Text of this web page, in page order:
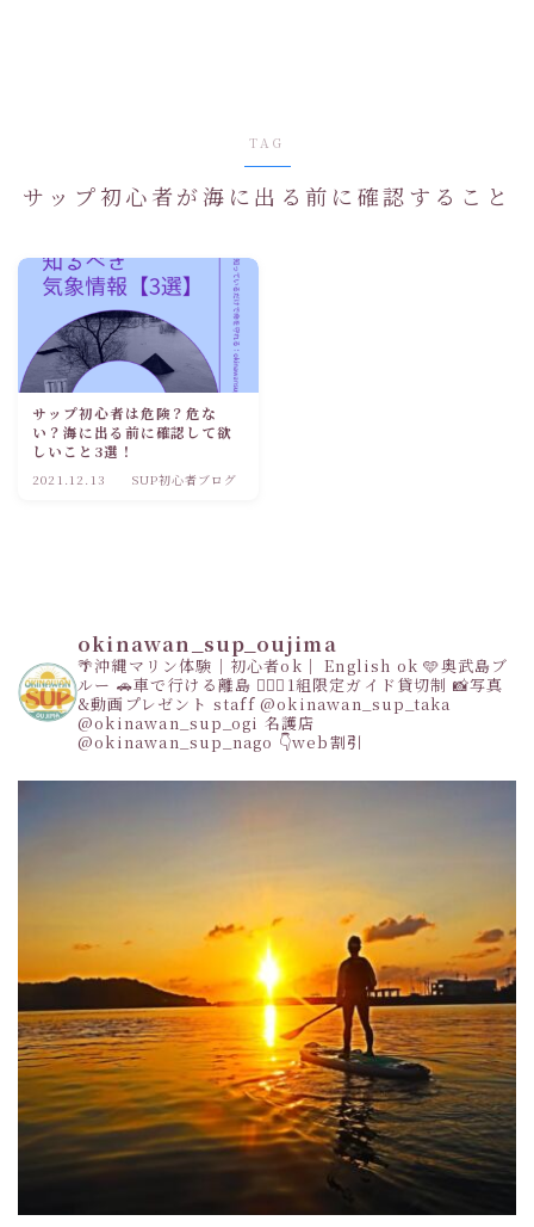
TAG
サップ初心者が海に出る前に確認すること
サップ初心者は危険？危な
い？海に出る前に確認して欲
しいこと3選！
2021.12.13 SUP初心者ブログ
okinawan_sup_oujima
🌴沖縄マリン体験｜初心者ok｜ English ok 🩵奥武島ブ
ルー 🚗車で行ける離島 👩‍❤️‍👩1組限定ガイド貸切制 📸写真
&動画プレゼント staff@okinawan_sup_taka
@okinawan_sup_ogi 名護店
@okinawan_sup_nago 👇web割引